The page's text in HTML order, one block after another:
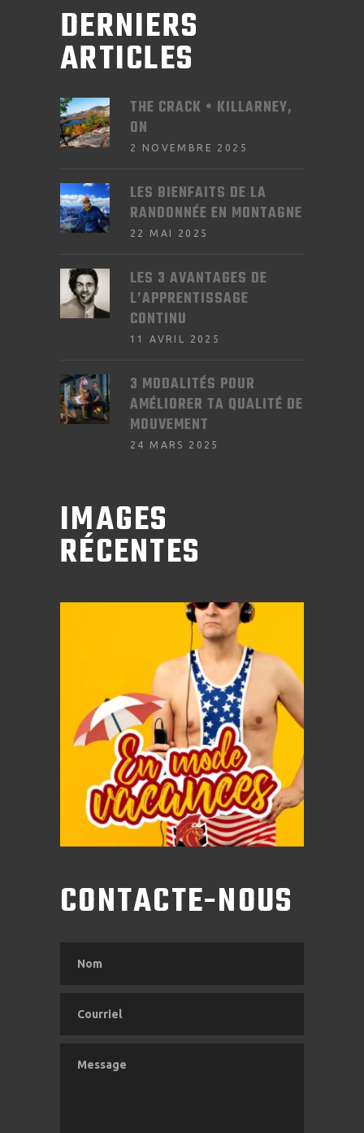
DERNIERS
ARTICLES
THE CRACK • KILLARNEY,
ON
2 NOVEMBRE 2025
LES BIENFAITS DE LA
RANDONNÉE EN MONTAGNE
22 MAI 2025
LES 3 AVANTAGES DE
L’APPRENTISSAGE
CONTINU
11 AVRIL 2025
3 MODALITÉS POUR
AMÉLIORER TA QUALITÉ DE
MOUVEMENT
24 MARS 2025
IMAGES
RÉCENTES
CONTACTE-NOUS